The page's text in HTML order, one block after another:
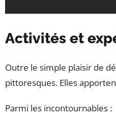
Activités et
Outre le simple plaisir de
pittoresques. Elles
Parmi les incontournables :